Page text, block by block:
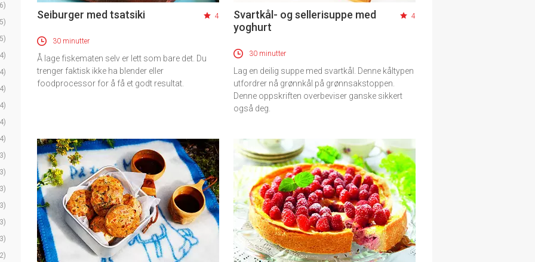
Seiburger med tsatsiki 4
30 minutter
Å lage fiskematen selv er lett som bare det. Du
trenger faktisk ikke ha blender eller
foodprocessor for å få et godt resultat.
Svartkål- og sellerisuppe med
yoghurt
4
30 minutter
Lag en deilig suppe med svartkål. Denne kåltypen
utfordrer nå grønnkål på grønnsakstoppen.
Denne oppskriften overbeviser ganske sikkert
også deg.